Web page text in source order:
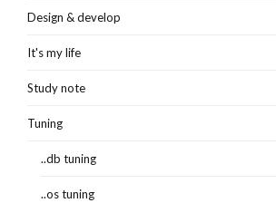
Design & develop
It's my life
Study note
Tuning
..db tuning
..os tuning